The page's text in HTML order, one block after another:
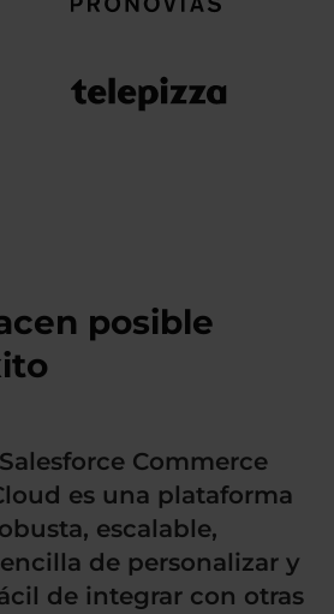
posible
Commerce
es una plataforma
escalable,
de personalizar y
de integrar con otras